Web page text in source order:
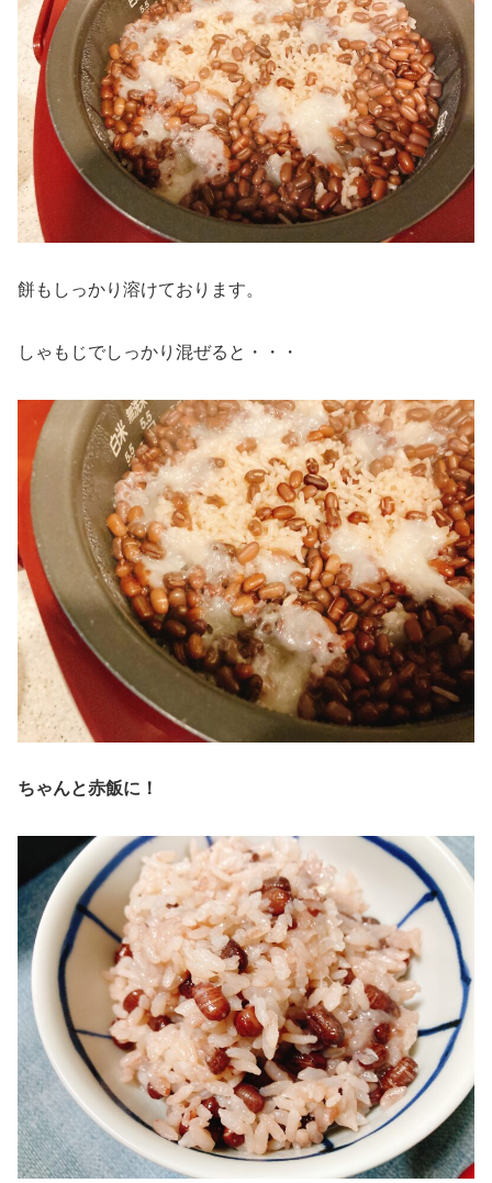
餅もしっかり溶けております。
しゃもじでしっかり混ぜると・・・
ちゃんと赤飯に！